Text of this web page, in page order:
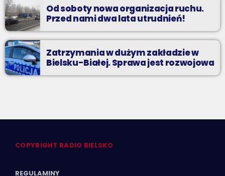
Od soboty nowa organizacja ruchu.
Przed nami dwa lata utrudnień!
Zatrzymania w dużym zakładzie w
Bielsku-Białej. Sprawa jest rozwojowa
COPYRIGHT RADIO BIELSKO
REGULAMINY